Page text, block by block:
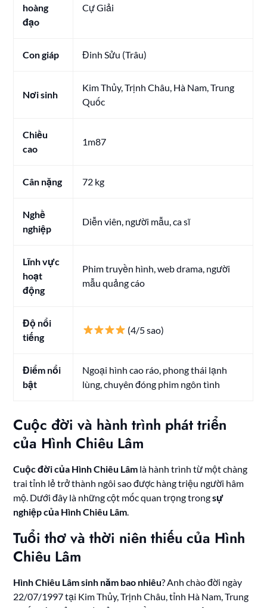
hoàng
đạo
Cự Giải
Con giáp Đinh Sửu (Trâu)
Nơi sinh
Kim Thủy, Trịnh Châu, Hà Nam, Trung
Quốc
Chiều
cao
1m87
Cân nặng 72 kg
Nghề
nghiệp
Diễn viên, người mẫu, ca sĩ
Lĩnh vực
hoạt
động
Phim truyền hình, web drama, người
mẫu quảng cáo
Độ nổi
tiếng
(4/5 sao)
Điểm nổi
bật
Ngoại hình cao ráo, phong thái lạnh
lùng, chuyên đóng phim ngôn tình
Cuộc đời và hành trình phát triển
của Hình Chiêu Lâm
Cuộc đời của Hình Chiêu Lâm là hành trình từ một chàng
trai tỉnh lẻ trở thành ngôi sao được hàng triệu người hâm
mộ. Dưới đây là những cột mốc quan trọng trongsự
nghiệp của Hình Chiêu Lâm
Tuổi thơ và thời niên thiếu của Hình
Chiêu Lâm
Hình Chiêu Lâm sinh năm bao nhiêu? Anh chào đời ngày
22/07/1997 tại Kim Thủy, Trịnh Châu, tỉnh Hà Nam, Trung